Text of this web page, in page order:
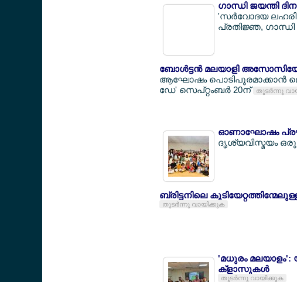
ഗാന്ധി ജയന്തി
'സര്‍വോദയ
പ്രതിജ്ഞ, ഗാന്ധി
ബോള്‍ട്ടന്‍ മലയാളി
ആഘോഷം പൊടിപൂരമാക്കാന്‍
ഡേ' സെപ്റ്റംബര്‍ 20ന് തുടര്‍ന്നു
ഓണാഘോഷം
ദൃശ്യവിസ്മയം
ബ്രിട്ടനിലെ
തുടര്‍ന്നു വായിക്കുക
'മധുരം
ക്ളാസുകള്‍
തുടര്‍ന്നു വായിക്കുക